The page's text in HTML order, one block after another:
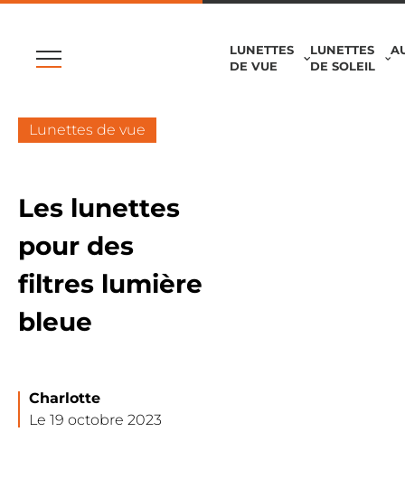
LUNETTES
DE VUE
LUNETTES
DE SOLEIL
Lunettes de vue
Les lunettes
pour des
filtres lumière
bleue
Charlotte
Le 19 octobre 2023